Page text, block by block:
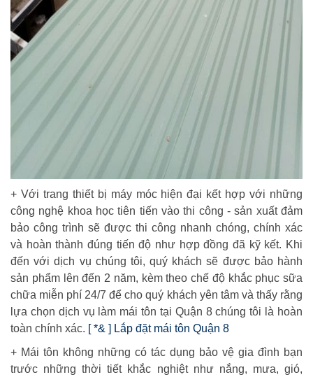
+ Với trang thiết bị máy móc hiện đại kết hợp với những
công nghệ khoa học tiên tiến vào thi công - sản xuất đảm
bảo công trình sẽ được thi công nhanh chóng, chính xác
và hoàn thành đúng tiến độ như hợp đồng đã kỹ kết. Khi
đến với dịch vụ chúng tôi, quý khách sẽ được bảo hành
sản phẩm lên đến 2 năm, kèm theo chế độ khắc phục sữa
chữa miễn phí 24/7 để cho quý khách yên tâm và thấy rằng
lựa chọn dịch vụ làm mái tôn tại Quận 8 chúng tôi là hoàn
toàn chính xác. [ *& ] Lắp đặt mái tôn Quận 8
+ Mái tôn không những có tác dụng bảo vệ gia đình bạn
trước những thời tiết khắc nghiệt như nắng, mưa, gió,